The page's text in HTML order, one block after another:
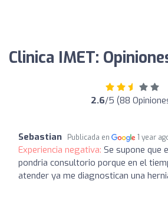
Clinica IMET:
2.6/5 (88
Sebastian Publicada en 1 year
Experiencia negativa: Se supone que
pondria consultorio porque en el
atender ya me diagnostican una